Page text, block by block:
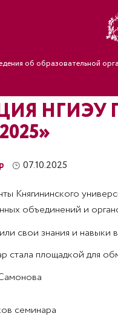
об образовательной
07.10.2025
Княгининского
объединений и
свои знания и
стала площадкой для
семинара